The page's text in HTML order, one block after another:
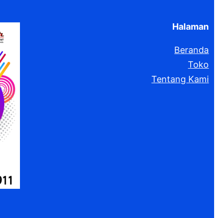
Halaman
Beranda
Toko
Tentang Kami